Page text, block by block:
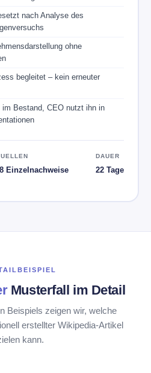
nach Analyse des
ohne
begleitet – kein erneuter
im Bestand, CEO nutzt ihn in
Einzelnachweise
DAUER
22 Tage
Musterfall im Detail
Beispiels zeigen wir, welche
erstellter Wikipedia-Artikel
kann.